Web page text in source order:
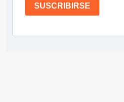
SUSCRIBIRSE